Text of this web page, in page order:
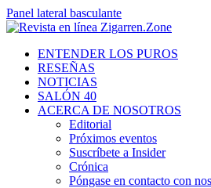
Panel lateral basculante
ENTENDER LOS PUROS
RESEÑAS
NOTICIAS
SALÓN 40
ACERCA DE NOSOTROS
Editorial
Próximos eventos
Suscríbete a Insider
Crónica
Póngase en contacto con